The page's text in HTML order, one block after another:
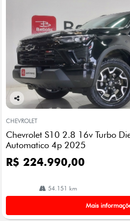
Co
arti
lhe
CHEVROLET
Chevrolet S10 2.8 16v Turbo
Automatico 4p 2025
R$ 224.990,00
54.151 km
Mais